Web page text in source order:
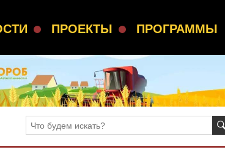
ПРОЕКТЫ ПРОГРАММЫ